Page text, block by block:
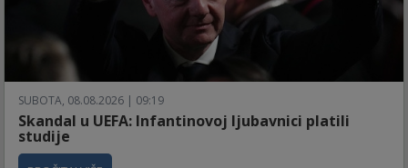
SUBOTA, 08.08.2026 | 09:19
Skandal u UEFA: Infantinovoj ljubavnici platili
studije